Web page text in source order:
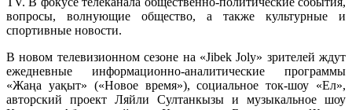
вопросы, волнующие общество, а также культурные и
спортивные новости.
В новом телевизионном сезоне на «Jibek Joly» зрителей ждут
ежедневные информационно-аналитические программы
«Жаңа уақыт» («Новое время»), социальное ток-шоу «Ел»,
авторский проект Ляйли Султанкызы и музыкальное шоу